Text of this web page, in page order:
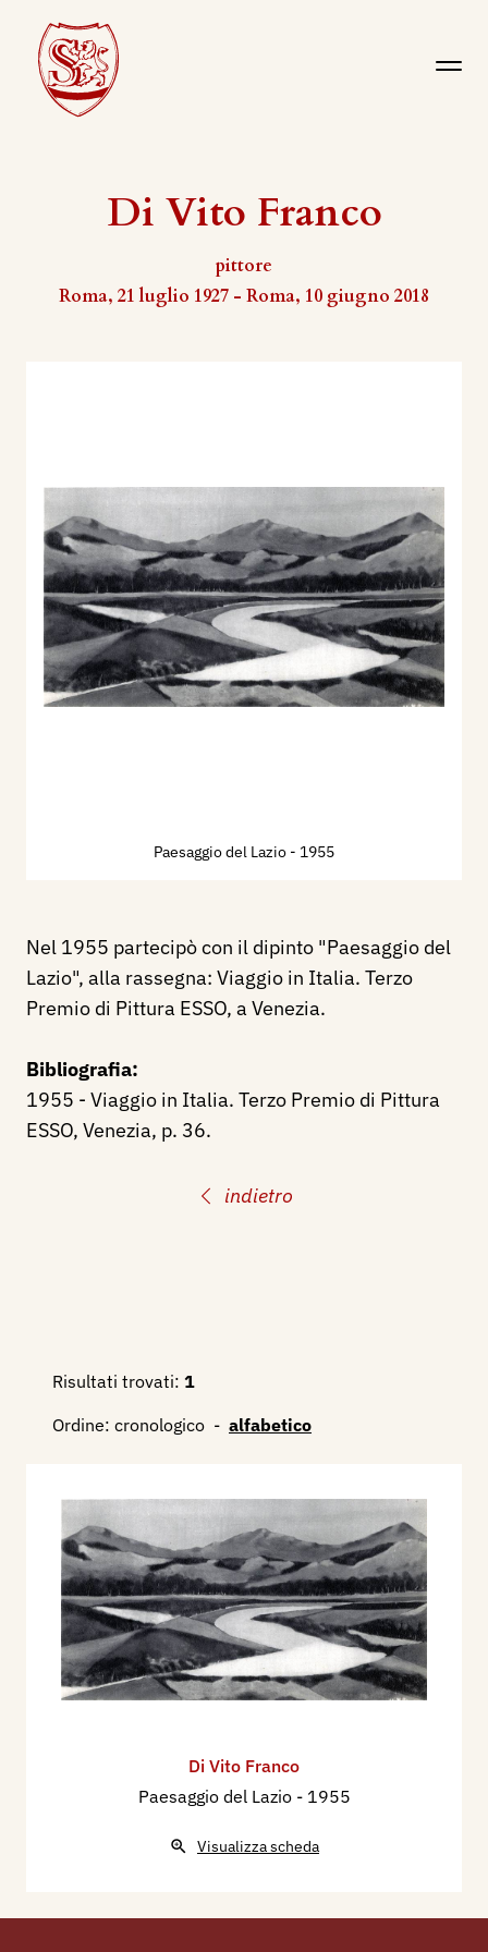
Di Vito Franco
pittore
Roma, 21 luglio 1927 - Roma, 10 giugno 2018
indietro
Paesaggio del Lazio - 1955
Nel 1955 partecipò con il dipinto "Paesaggio del
Lazio", alla rassegna: Viaggio in Italia. Terzo
Premio di Pittura ESSO, a Venezia.
Bibliografia:
1955 - Viaggio in Italia. Terzo Premio di Pittura
ESSO, Venezia, p. 36.
Risultati trovati: 1
Ordine: cronologico - alfabetico
Di Vito Franco
Paesaggio del Lazio - 1955
Visualizza scheda